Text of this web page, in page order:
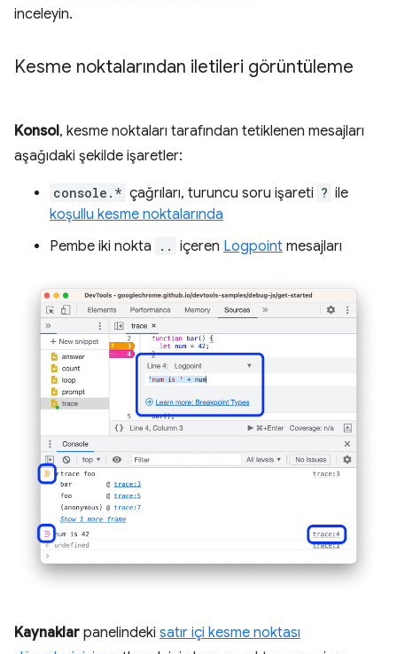
inceleyin.
Kesme noktalarından iletileri görüntüleme
Konsol, kesme noktaları tarafından tetiklenen mesajları
aşağıdaki şekilde işaretler:
console.* çağrıları, turuncu soru işareti ? ile
koşullu kesme noktalarında
Pembe iki nokta
.. içeren Logpoint mesajları
Kaynaklar panelindeki satır içi kesme noktası